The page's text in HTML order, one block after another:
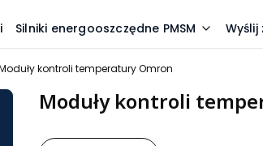
Silniki energooszczędne PMSM
kontroli temperatury Omron
Moduły kontroli